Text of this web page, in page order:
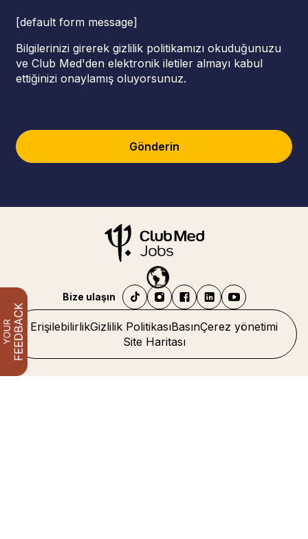
[default form message]
Bilgilerinizi girerek gizlilik politikamızı okuduğunuzu
ve Club Med'den elektronik iletiler almayı kabul
ettiğinizi onaylamış oluyorsunuz.
Gönderin
ErişilebilirlikGizlilik PolitikasıBasınÇerez yönetimi
Site Haritası
Bize ulaşın